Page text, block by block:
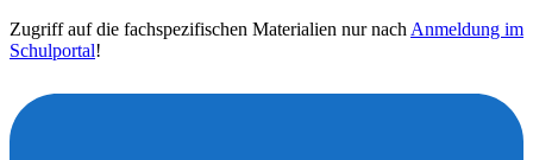
Zugriff auf die fachspezifischen Materialien nur nach Anmeldung im
Schulportal!